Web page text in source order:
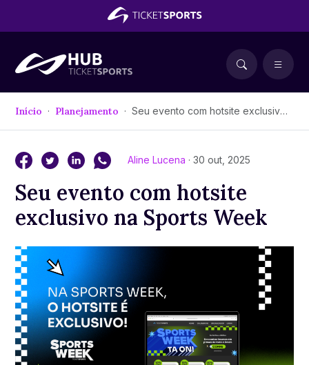
Início Planejamento Seu evento com hotsite exclusivo na Sports Week
Aline Lucena · 30 out, 2025
Seu evento com hotsite
exclusivo na Sports Week